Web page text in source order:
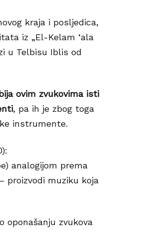
kraja i posljedica,
iz „El-Kelam ‘ala
u Telbisu Iblis od
ovim zvukovima isti
, pa ih je zbog toga
instrumente.
analogijom prema
proizvodi muziku koja
oponašanju zvukova